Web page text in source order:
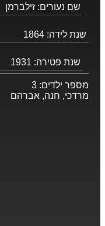
שם נעורים: זילברמן
שנת לידה: 1864
שנת פטירה: 1931
מספר ילדים: 3
מרדכי, חנה, אברהם